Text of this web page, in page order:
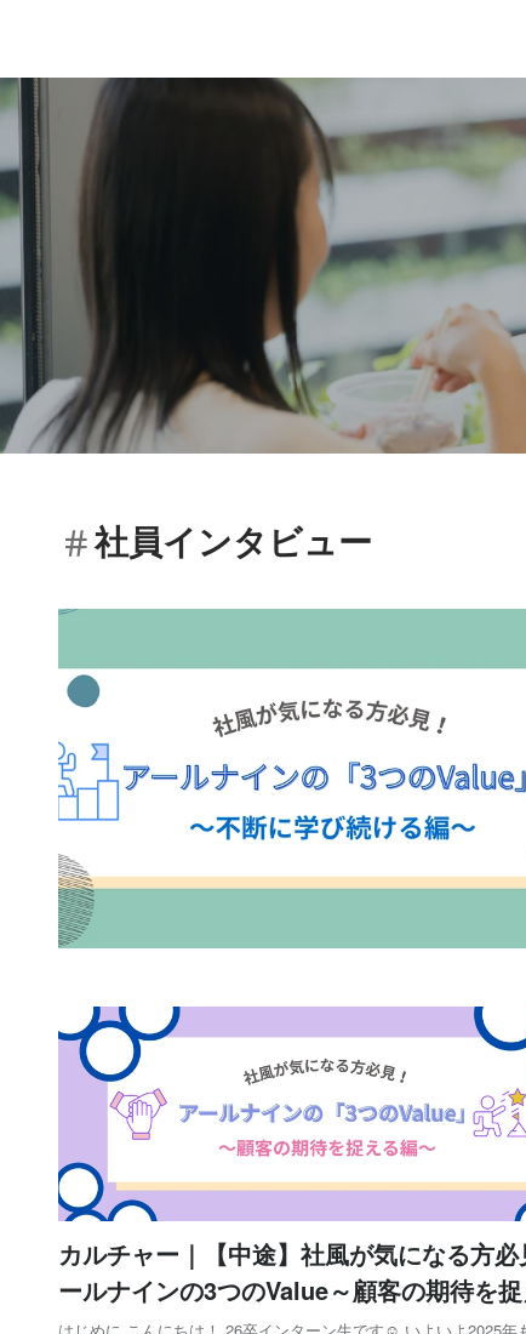
社員インタビュー
カルチャー｜【中途】社風が気になる方
ールナインの3つのValue～顧客の期待を
～